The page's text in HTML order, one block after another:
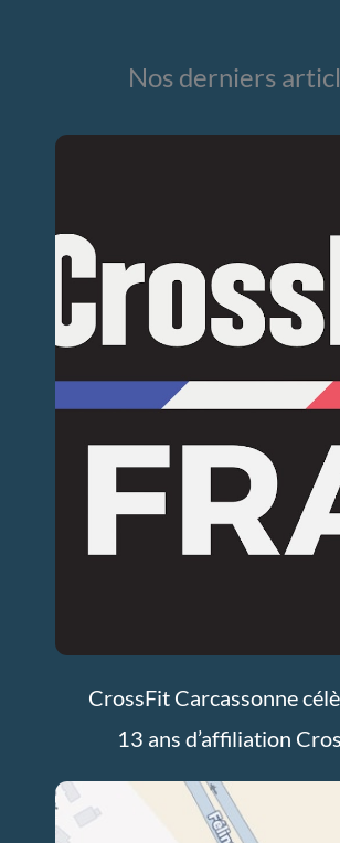
Nos derniers
CrossFit Carcassonne
13 ans d’affiliation